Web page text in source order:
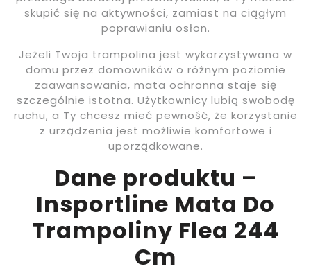
skupić się na aktywności, zamiast na ciągłym
poprawianiu osłon.
Jeżeli Twoja trampolina jest wykorzystywana w
domu przez domowników o różnym poziomie
zaawansowania, mata ochronna staje się
szczególnie istotna. Użytkownicy lubią swobodę
ruchu, a Ty chcesz mieć pewność, że korzystanie
z urządzenia jest możliwie komfortowe i
uporządkowane.
Dane produktu –
Insportline Mata Do
Trampoliny Flea 244
Cm